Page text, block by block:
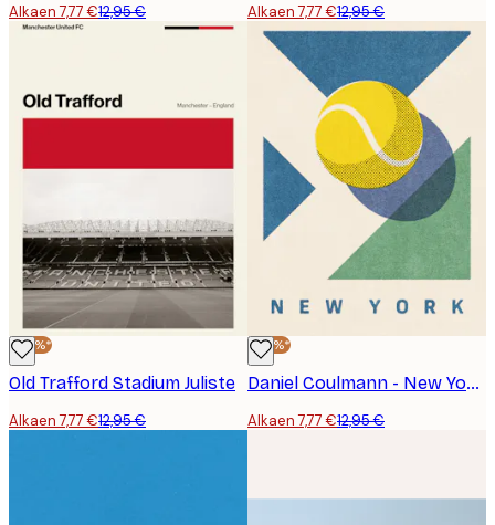
Alkaen 7,77 €12,95 € Alkaen 7,77 €12,95 €
-40%*
Old Trafford Stadium Juliste
Alkaen 7,77 €12,95 €
-40%*
Daniel Coulmann - New York Tennis Geometrinen Juliste
Alkaen 7,77 €12,95 €